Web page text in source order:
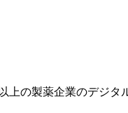
上の製薬企業のデジ